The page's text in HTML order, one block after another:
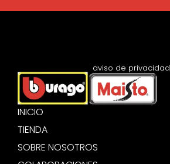
INICIO
TIENDA
SOBRE NOSOTROS
aviso de privacidad